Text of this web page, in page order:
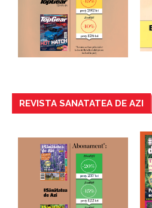
REVISTA SANATATEA DE AZI